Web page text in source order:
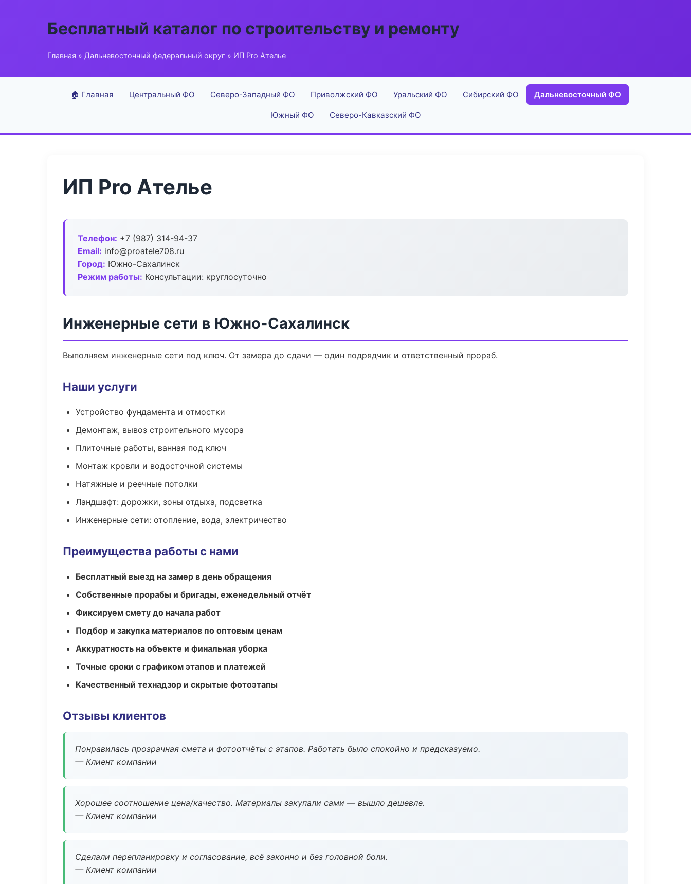
Бесплатный каталог по строительству и ремонту
Главная » Дальневосточный федеральный округ » ИП Pro Ателье
🏠 Главная Центральный ФО Северо-Западный ФО Приволжский ФО Уральский ФО Сибирский ФО Дальневосточный ФО
Южный ФО Северо-Кавказский ФО
ИП Pro Ателье
Телефон: +7 (987) 314-94-37
Email: info@proatele708.ru
Город: Южно-Сахалинск
Режим работы: Консультации: круглосуточно
Инженерные сети в Южно-Сахалинск
Выполняем инженерные сети под ключ. От замера до сдачи — один подрядчик и ответственный прораб.
Наши услуги
Устройство фундамента и отмостки
Демонтаж, вывоз строительного мусора
Плиточные работы, ванная под ключ
Монтаж кровли и водосточной системы
Натяжные и реечные потолки
Ландшафт: дорожки, зоны отдыха, подсветка
Инженерные сети: отопление, вода, электричество
Преимущества работы с нами
Бесплатный выезд на замер в день обращения
Собственные прорабы и бригады, еженедельный отчёт
Фиксируем смету до начала работ
Подбор и закупка материалов по оптовым ценам
Аккуратность на объекте и финальная уборка
Точные сроки с графиком этапов и платежей
Качественный технадзор и скрытые фотоэтапы
Отзывы клиентов
Понравилась прозрачная смета и фотоотчёты с этапов. Работать было спокойно и предсказуемо.
— Клиент компании
Хорошее соотношение цена/качество. Материалы закупали сами — вышло дешевле.
— Клиент компании
Сделали перепланировку и согласование, всё законно и без головной боли.
— Клиент компании